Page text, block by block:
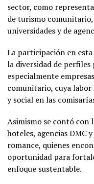
sector, como
de turismo
universidades y de
La participación en
la diversidad de perfiles
especialmente
comunitario, cuya
y social en las
Asimismo se contó con
hoteles, agencias DMC
romance, quienes
oportunidad para
enfoque sustentable.